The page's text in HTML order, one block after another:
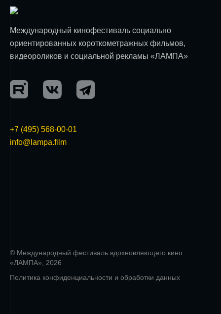
Международный кинофестиваль социально
ориентированных короткометражных фильмов,
видеороликов и социальной рекламы «ЛАМПА»
+7 (495) 568-00-01
info@lampa.film
© Международный фестиваль вдохновляющего кино
«ЛАМПА», 2026
Политика конфиденциальности и обработки данных